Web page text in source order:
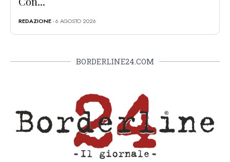
REDAZIONE- 6 AGOSTO 2026
BORDERLINE24.COM